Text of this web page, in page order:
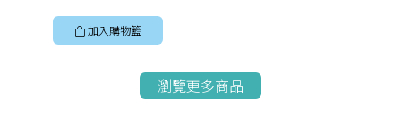
加入購物籃
瀏覽更多商品